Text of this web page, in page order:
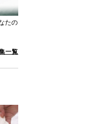
たの
一覧